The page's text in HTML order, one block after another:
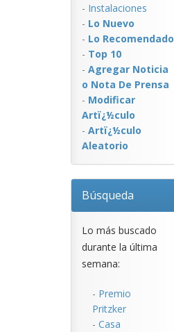
- Instalaciones
- Lo Nuevo
- Lo Recomendado
- Top 10
- Agregar Noticia
o Nota De Prensa
- Modificar
Artï¿½culo
- Artï¿½culo
Aleatorio
Búsqueda
Lo más buscado
durante la última
semana:
- Premio
Pritzker
- Casa